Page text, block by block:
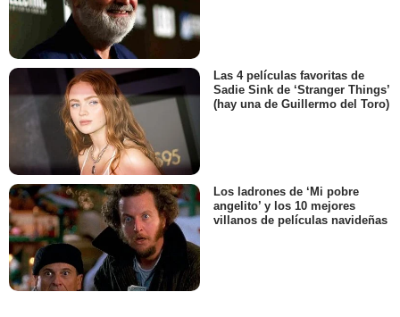
Las 4 películas favoritas de
Sadie Sink de ‘Stranger Things’
(hay una de Guillermo del Toro)
Los ladrones de ‘Mi pobre
angelito’ y los 10 mejores
villanos de películas navideñas